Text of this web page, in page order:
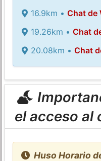
16.9km • Chat de
19.26km • Chat
20.08km • Chat
el acceso al
Huso Horario